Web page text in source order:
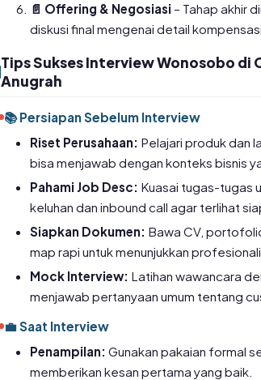
📄 Offering & Negosiasi – Tahap akhir
diskusi final mengenai detail
Tips Sukses Interview Wonosobo di
Anugrah
📚 Persiapan Sebelum Interview
Riset Perusahaan: Pelajari produk dan
bisa menjawab dengan konteks bisnis
Pahami Job Desc: Kuasai tugas-tugas
keluhan dan inbound call agar terlihat
Siapkan Dokumen: Bawa CV,
map rapi untuk menunjukkan
Mock Interview: Latihan wawancara
menjawab pertanyaan umum tentang
💼 Saat Interview
Penampilan: Gunakan pakaian formal
memberikan kesan pertama yang baik.